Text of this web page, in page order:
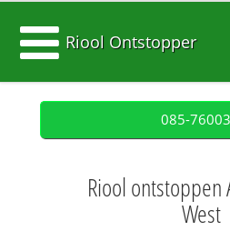
Riool Ontstopper
085-
Riool ontstoppen
West